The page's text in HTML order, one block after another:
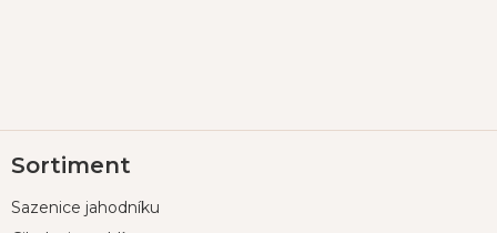
á
a
Sortiment
Sazenice jahodníku